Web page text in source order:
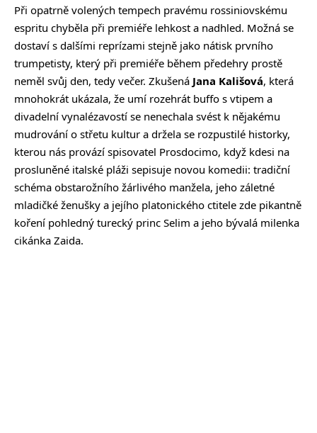
Při opatrně volených tempech pravému rossiniovskému
espritu chyběla při premiéře lehkost a nadhled. Možná se
dostaví s dalšími reprízami stejně jako nátisk prvního
trumpetisty, který při premiéře během předehry prostě
neměl svůj den, tedy večer. Zkušená Jana Kališová, která
mnohokrát ukázala, že umí rozehrát buffo s vtipem a
divadelní vynalézavostí se nenechala svést k nějakému
mudrování o střetu kultur a držela se rozpustilé historky,
kterou nás provází spisovatel Prosdocimo, když kdesi na
prosluněné italské pláži sepisuje novou komedii: tradiční
schéma obstarožního žárlivého manžela, jeho záletné
mladičké ženušky a jejího platonického ctitele zde pikantně
koření pohledný turecký princ Selim a jeho bývalá milenka
cikánka Zaida.